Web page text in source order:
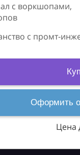
с воркшопами,
с промт-
Оформить
Цена